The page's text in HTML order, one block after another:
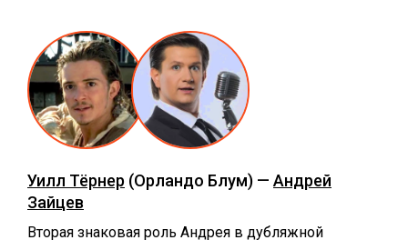
Уилл Тёрнер (Орландо Блум) — Андрей
Зайцев
Вторая знаковая роль Андрея в дубляжной